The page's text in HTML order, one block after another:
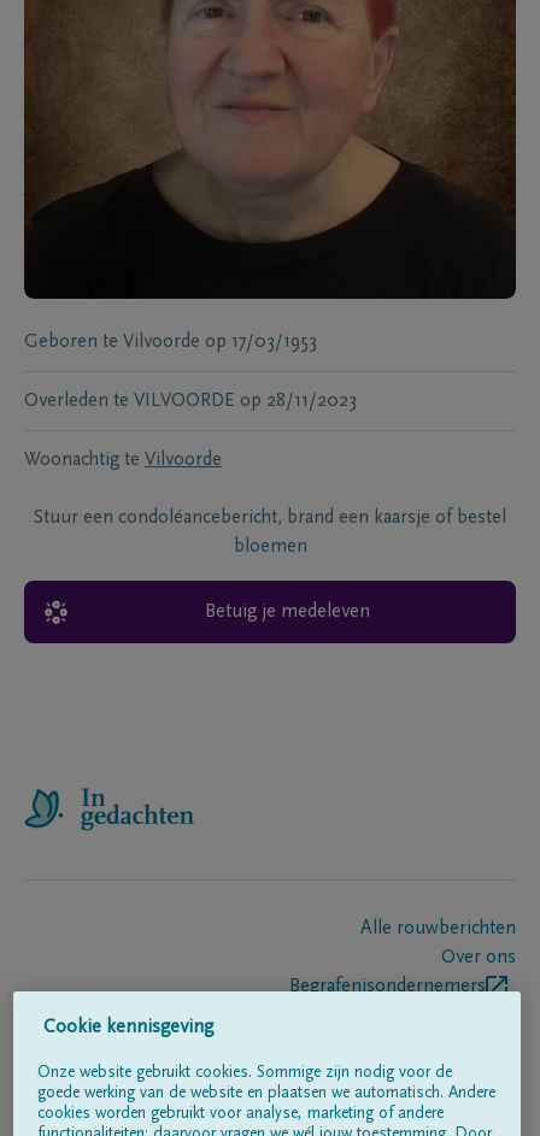
Geboren te Vilvoorde op 17/03/1953
Overleden te VILVOORDE op 28/11/2023
Woonachtig te Vilvoorde
Stuur een condoléancebericht, brand een kaarsje of bestel
bloemen
Betuig je medeleven
Alle rouwberichten
Over ons
Begrafenisondernemers
Volg ons op
Cookie kennisgeving
Onze website gebruikt cookies. Sommige zijn nodig voor de
goede werking van de website en plaatsen we automatisch. Andere
cookies worden gebruikt voor analyse, marketing of andere